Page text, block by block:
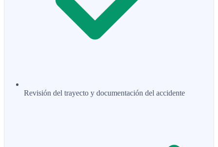
Revisión del trayecto y documentación del accidente